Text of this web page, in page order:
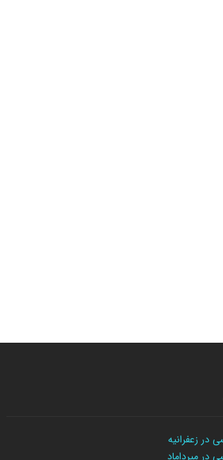
زعفرانیه
میرداماد